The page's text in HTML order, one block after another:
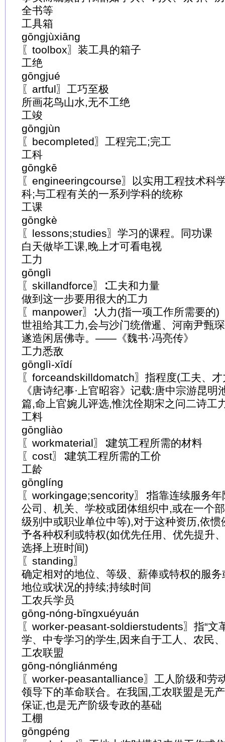
全书等
工具箱
gōngjùxiāng
〖toolbox〗装工具的箱子
工绝
gōngjué
〖artful〗工巧至极
所画花鸟山水,无不工绝
工竣
gōngjùn
〖becompleted〗工程完工;完工
工科
gōngkē
〖engineeringcourse〗以实用工程技术科
科;与工程有关的一系列学科的统称
工课
gōngkè
〖lessons;studies〗学习的课程。同功课
白天做毕工课,晚上才可看电视
工力
gōnglì
〖skillandforce〗∶工夫和力量
做到这一步要用很大的工力
〖manpower〗∶人力(指一项工作所需要的)
世祖给其工力,会与沙门统僧暹、河南尹甄
遂造闲居佛寺。——《魏书·冯亮传》
工力悉敌
gōnglì-xīdí
〖forceandskilldomatch〗指程度(工夫、
《唐诗纪事·上官昭容》记载:唐中宗游昆明
篇,命上官婉儿评选,惟沈佺期宋之问二诗工
工料
gōngliào
〖workmaterial〗∶建筑工程所需的材料
〖cost〗∶建筑工程所需的工价
工龄
gōnglíng
〖workingage;sencority〗∶指靠连续服务
公司、机关、学校或团体组织中,或在一个
级别中或职业单位中等),对于这种资历,依
予各种权利或特权(如优先任用、优先提升
选择上班时间)
〖standing〗
确定相对的地位、等级、薪俸或特权的服
地位或状况的持续;持续时间
工农兵学员
gōng-nóng-bīngxuéyuán
〖worker-peasant-soldierstudents〗指“文
学、中专学习的学生,因来自于工人、农民
工农联盟
gōng-nóngliánméng
〖worker-peasantalliance〗工人阶级和劳
领导下的革命联合。在我国,工农联盟是无
保证,也是无产阶级专政的基础
工棚
gōngpéng